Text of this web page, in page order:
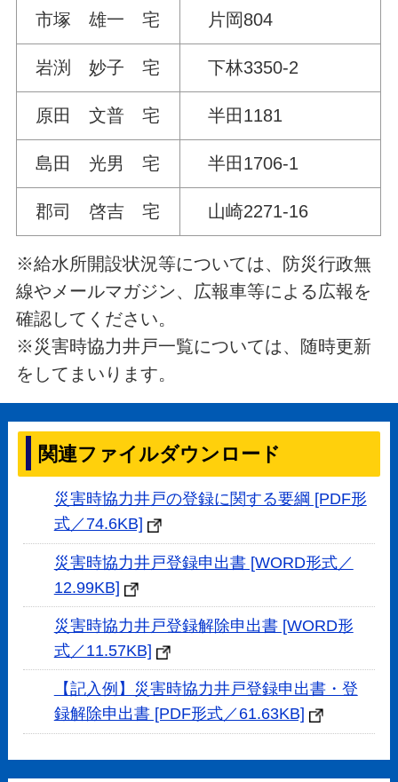
市塚 雄一 宅 片岡804
岩渕 妙子 宅 下林3350-2
原田 文普 宅 半田1181
島田 光男 宅 半田1706-1
郡司 啓吉 宅 山崎2271-16
※給水所開設状況等については、防災行政無
線やメールマガジン、広報車等による広報を
確認してください。
※災害時協力井戸一覧については、随時更新
をしてまいります。
関連ファイルダウンロード
災害時協力井戸の登録に関する要綱 [PDF形
式／74.6KB]
災害時協力井戸登録申出書 [WORD形式／
12.99KB]
災害時協力井戸登録解除申出書 [WORD形
式／11.57KB]
【記入例】災害時協力井戸登録申出書・登
録解除申出書 [PDF形式／61.63KB]